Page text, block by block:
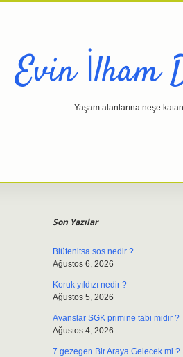
Evin İlham
Yaşam alanlarına neşe
Son Yazılar
Blütenitsa sos nedir ?
Ağustos 6, 2026
Koruk yıldızı nedir ?
Ağustos 5, 2026
Avanslar SGK primine tabi midir ?
Ağustos 4, 2026
7 gezegen Bir Araya Gelecek mi ?